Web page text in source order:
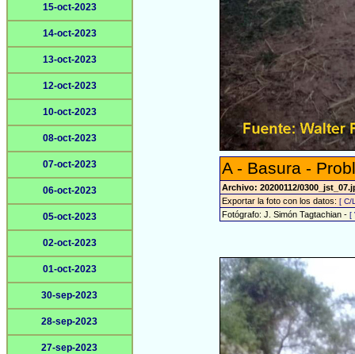
15-oct-2023
14-oct-2023
13-oct-2023
12-oct-2023
10-oct-2023
08-oct-2023
07-oct-2023
06-oct-2023
05-oct-2023
02-oct-2023
01-oct-2023
30-sep-2023
28-sep-2023
27-sep-2023
A - Basura -
Archivo: 20200112/
Exportar la foto con los datos: [ C/
Fotógrafo: J. Simón Tagtachian - [